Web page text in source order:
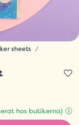
sheets
hos butikerna)